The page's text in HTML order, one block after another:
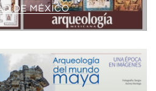
DE MÉXICO